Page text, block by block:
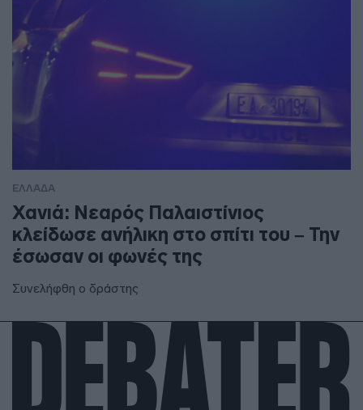
ΕΛΛΑΔΑ
Χανιά: Νεαρός Παλαιστίνιος
κλείδωσε ανήλικη στο σπίτι του – Την
έσωσαν οι φωνές της
Συνελήφθη ο δράστης